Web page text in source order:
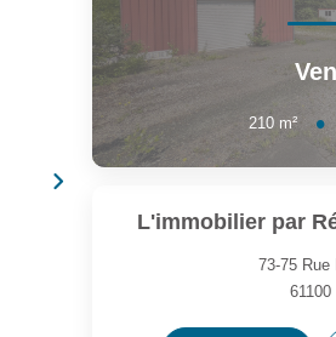
210 m²
L'immobilier par
73-75 Rue
61100